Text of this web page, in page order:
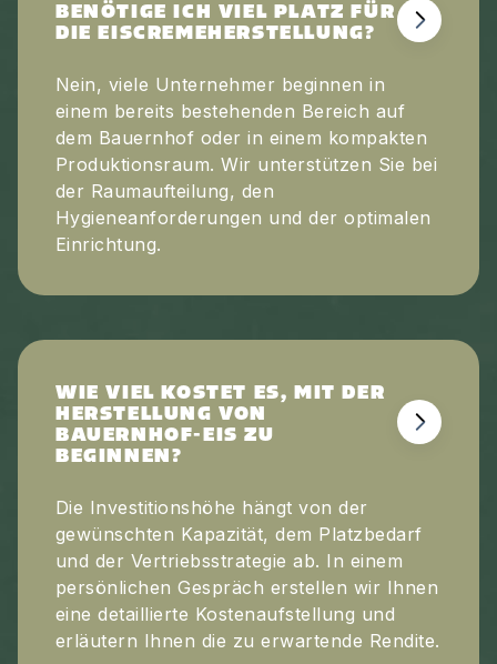
BENÖTIGE ICH VIEL PLATZ FÜR
DIE EISCREMEHERSTELLUNG?
Nein, viele Unternehmer beginnen in
einem bereits bestehenden Bereich auf
dem Bauernhof oder in einem kompakten
Produktionsraum. Wir unterstützen Sie bei
der Raumaufteilung, den
Hygieneanforderungen und der optimalen
Einrichtung.
WIE VIEL KOSTET ES, MIT DER
HERSTELLUNG VON
BAUERNHOF-EIS ZU
BEGINNEN?
Die Investitionshöhe hängt von der
gewünschten Kapazität, dem Platzbedarf
und der Vertriebsstrategie ab. In einem
persönlichen Gespräch erstellen wir Ihnen
eine detaillierte Kostenaufstellung und
erläutern Ihnen die zu erwartende Rendite.